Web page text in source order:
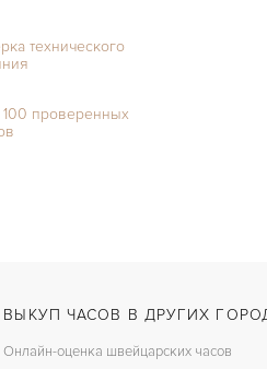
технического
проверенных
ВЫКУП ЧАСОВ В ДРУГИХ
Онлайн-оценка швейцарских часов